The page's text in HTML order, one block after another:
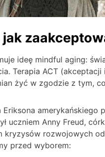
ideę mindful aging:
Terapia ACT (akceptacji
żyć w zgodzie z tym,
Eriksona amerykańskiego
uczniem Anny Freud,
kryzysów rozwojowych
przed wyborem: